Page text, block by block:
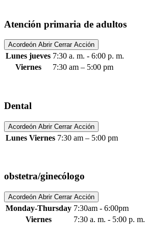
Atención primaria de adultos
Acordeón Abrir Cerrar Acción
Lunes jueves 7:30 a. m. - 6:00 p. m.
Viernes
7:30 am – 5:00 pm
Dental
Acordeón Abrir Cerrar Acción
Lunes Viernes 7:30 am – 5:00 pm
obstetra/ginecólogo
Acordeón Abrir Cerrar Acción
Monday-Thursday 7:30am - 6:00pm
Viernes
7:30 a. m. - 5:00 p. m.